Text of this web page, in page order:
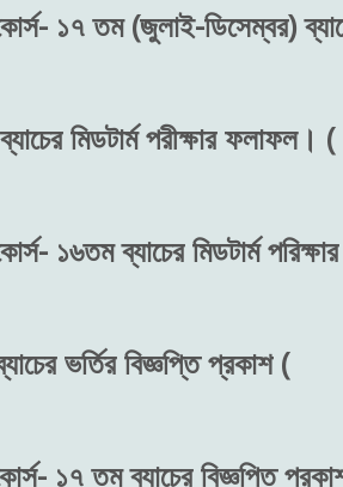
১৭ তম (জুলাই-ডিসেম্বর)
মিডটার্ম পরীক্ষার ফলাফল। (
১৬তম ব্যাচের মিডটার্ম
ভর্তির বিজ্ঞপ্তি প্রকাশ (
১৭ তম ব্যাচের বিজ্ঞপ্তি